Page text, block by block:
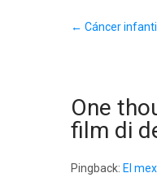
navigation
← Cáncer
One
film di
Pingback: El